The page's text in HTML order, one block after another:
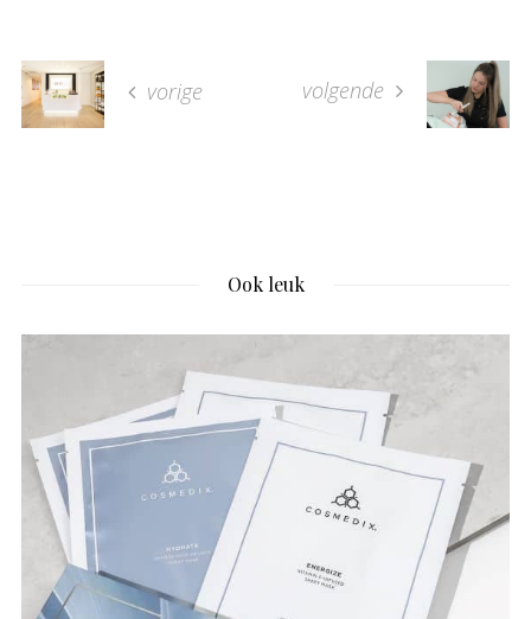
vorige volgende
Ook leuk